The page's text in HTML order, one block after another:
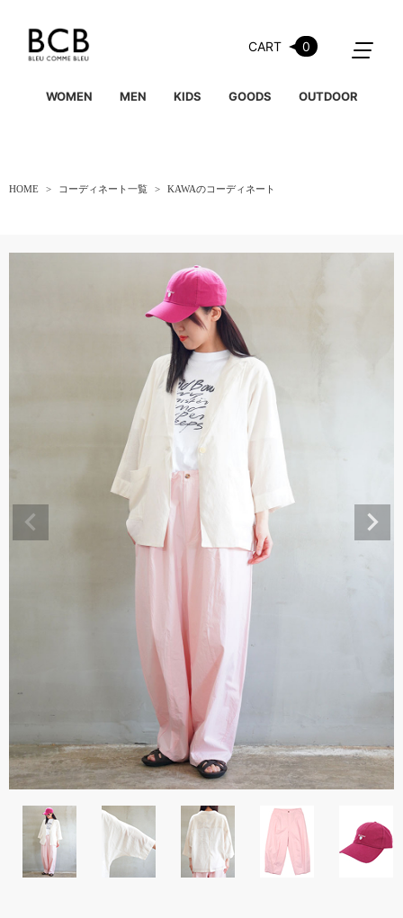
CART 0
WOMEN MEN KIDS GOODS OUTDOOR
HOME コーディネート一覧 KAWAのコーディネート